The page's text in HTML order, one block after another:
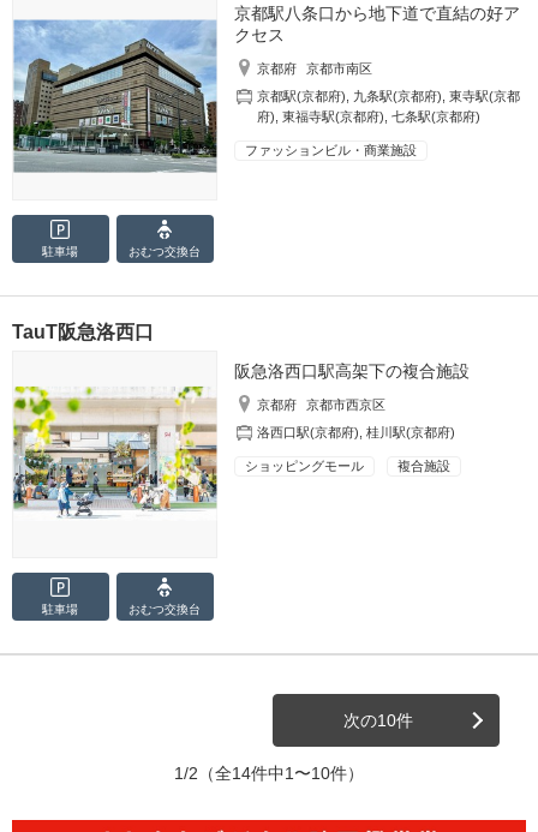
京都駅八条口から地下道で直結の好ア
クセス
京都府
京都市南区
京都駅(京都府)
九条駅(京都府) ,東寺駅(京都
府) ,東福寺駅(京都府) ,七条駅(京都府)
ファッションビル・商業施設
駐車場 おむつ交換台
TauT阪急洛西口
阪急洛西口駅高架下の複合施設
京都府
京都市西京区
洛西口駅(京都府) ,桂川駅(京都府)
ショッピングモール 複合施設
駐車場 おむつ交換台
次の10件
1/2 （全14件中1〜10件）